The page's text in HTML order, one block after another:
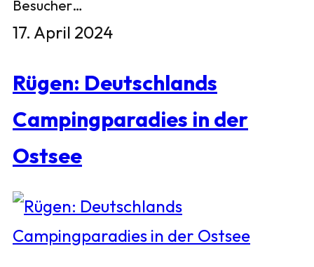
Besucher…
17. April 2024
Rügen: Deutschlands
Campingparadies in der
Ostsee